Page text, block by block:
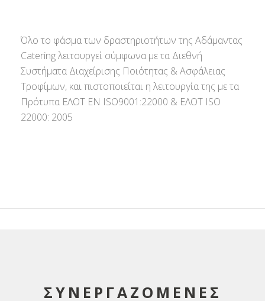
Όλο το φάσμα των δραστηριοτήτων της Αδάμαντας
Catering λειτουργεί σύμφωνα με τα Διεθνή
Συστήματα Διαχείρισης Ποιότητας & Ασφάλειας
Τροφίμων, και πιστοποιείται η λειτουργία της με τα
Πρότυπα ΕΛΟΤ ΕΝ ISO9001:22000 & ΕΛΟΤ ISO
22000: 2005
ΣΥΝΕΡΓΑΖΟΜΕΝΕΣ